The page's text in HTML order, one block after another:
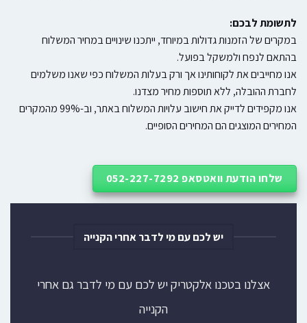
לתשומת לבכם:
במקרים של הזמנות גדולות במיוחד, ייתכנו שינויים במחיר המשלוח
בהתאם לנפח ולמשקל בפועל.
אנו מחייבים את לקוחותינו אך ורק בעלות המשלוח כפי שאנו משלמים
לחברת ההובלה, ללא תוספות מחיר מצדנו.
אנו מקפידים לדייק את חישוב עלויות המשלוח באתר, וב-99% מהמקרים
המחירים המוצגים הם המחירים הסופיים.
שלחו הודעת וואטסאפ 052-227-7292
יש לכם עם מי לדבר אחרי הקנייה
אצלנו בטכנו אלקטריק יש לכם עם מי לדבר גם אחרי
הקנייה